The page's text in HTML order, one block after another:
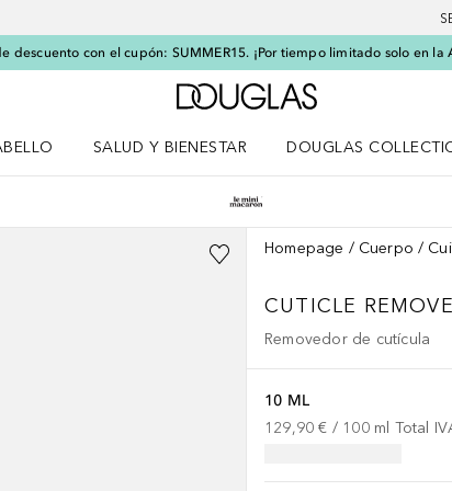
descuento con el cupón: SUMMER15. ¡Por tiempo limitado solo en la
A Douglas Home
SALUD Y BIENESTAR
DOUGLAS
Homepage Cuerpo
CUTICLE
Removedor de cutícula
10 ML
129,90 € / 100 ml Total